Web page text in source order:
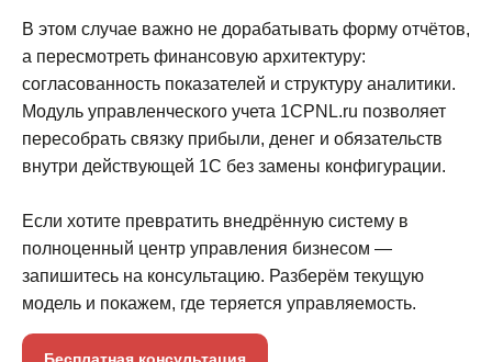
В этом случае важно не дорабатывать форму отчётов,
а пересмотреть финансовую архитектуру:
согласованность показателей и структуру аналитики.
Модуль управленческого учета 1CPNL.ru позволяет
пересобрать связку прибыли, денег и обязательств
внутри действующей 1С без замены конфигурации.
Если хотите превратить внедрённую систему в
полноценный центр управления бизнесом —
запишитесь на консультацию. Разберём текущую
модель и покажем, где теряется управляемость.